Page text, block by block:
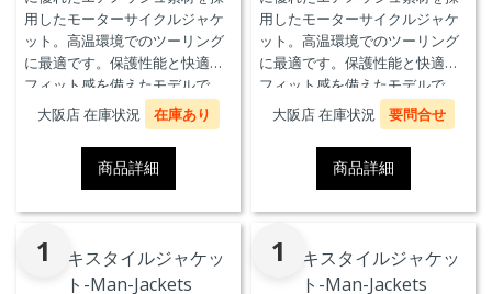
用したモーターサイクルジャケ
ット。高温環境でのツーリング
に最適です。保護性能と快適な
フィット感を備えたモデルで
す。
大阪店 在庫状況 在庫あり
商品詳細
用したモーターサイクルジャケ
ット。高温環境でのツーリング
に最適です。保護性能と快適な
フィット感を備えたモデルで
す。
大阪店 在庫状況 要問合せ
商品詳細
1 1